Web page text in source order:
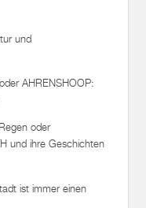
und
AHRENSHOOP:
oder
und ihre Geschichten
ist immer einen